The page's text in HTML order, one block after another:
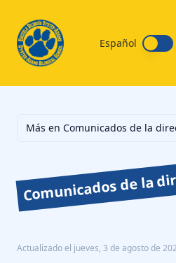
Español
Más en Comunicados de la
Comunicados de la
Actualizado el jueves, 3 de agosto de